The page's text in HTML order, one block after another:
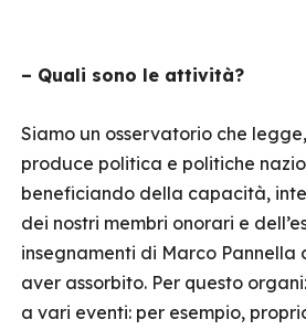
– Quali sono le attività?
Siamo un osservatorio che
produce politica e politiche
beneficiando della capacità,
dei nostri membri onorari e
insegnamenti di Marco Pannella
aver assorbito. Per questo
a vari eventi: per esempio,